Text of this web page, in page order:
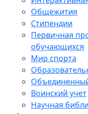
Общежития
Стипендии
Первичная
обучающихся
Мир спорта
Воинский учет
Научная